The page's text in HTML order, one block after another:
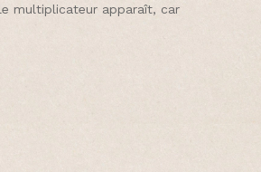
multiplicateur apparaît, car